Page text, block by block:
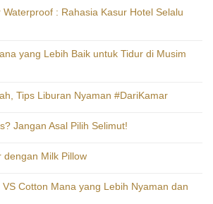
: Rahasia Kasur Hotel Selalu
yang Lebih Baik untuk Tidur di Musim
Tips Liburan Nyaman #DariKamar
Jangan Asal Pilih Selimut!
dengan Milk Pillow
Cotton Mana yang Lebih Nyaman dan